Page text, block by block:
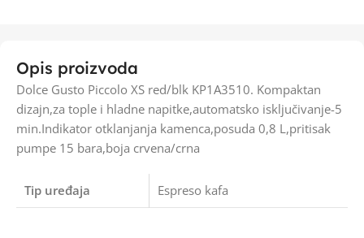
Opis proizvoda
Dolce Gusto Piccolo XS red/blk KP1A3510. Kompaktan
dizajn,za tople i hladne napitke,automatsko isključivanje-5
min.Indikator otklanjanja kamenca,posuda 0,8 L,pritisak
pumpe 15 bara,boja crvena/crna
Tip uređaja Espreso kafa